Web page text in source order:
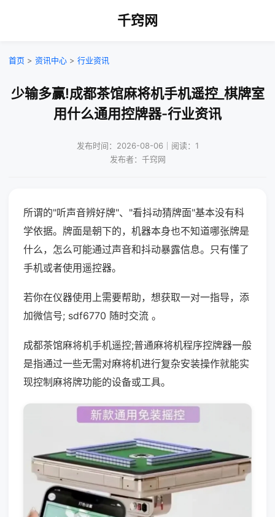
千窍网
首页 > 资讯中心 > 行业资讯
少输多赢!成都茶馆麻将机手机遥控_棋牌室
用什么通用控牌器-行业资讯
发布时间：2026-08-06｜阅读：1
发布者：千窍网
所谓的"听声音辨好牌"、"看抖动猜牌面"基本没有科
学依据。牌面是朝下的，机器本身也不知道哪张牌是
什么，怎么可能通过声音和抖动暴露信息。只有懂了
手机或者使用遥控器。
若你在仪器使用上需要帮助，想获取一对一指导，添
加微信号; sdf6770 随时交流 。
成都茶馆麻将机手机遥控;普通麻将机程序控牌器一般
是指通过一些无需对麻将机进行复杂安装操作就能实
现控制麻将牌功能的设备或工具。